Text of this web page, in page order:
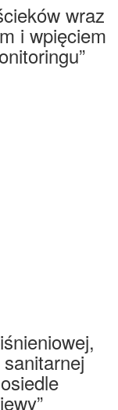
wraz
i wpięciem